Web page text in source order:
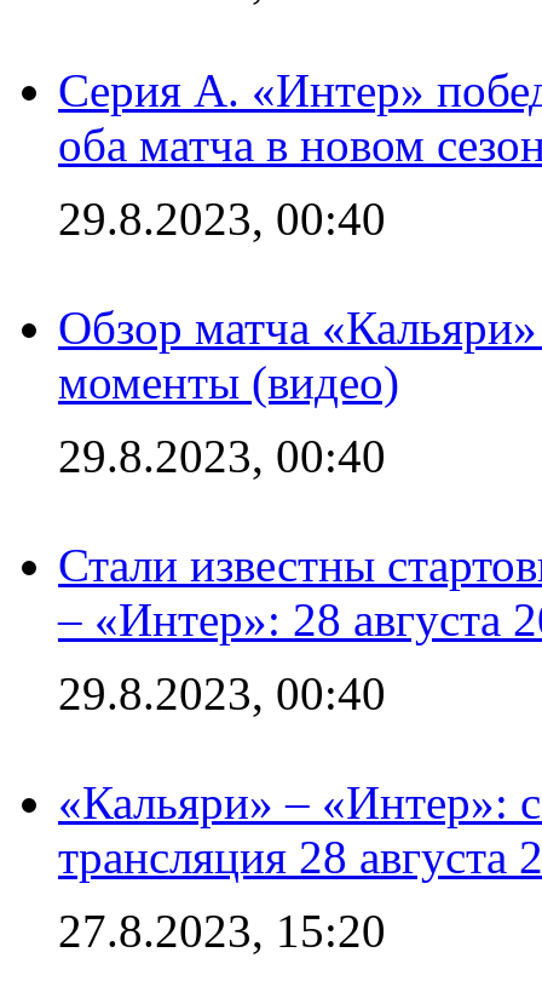
Серия А. «Интер»
оба матча в новом
29.8.2023, 00:40
Обзор матча
моменты (видео)
29.8.2023, 00:40
Стали известны
– «Интер»: 28 августа
29.8.2023, 00:40
«Кальяри» – «Интер»:
трансляция 28 августа
27.8.2023, 15:20